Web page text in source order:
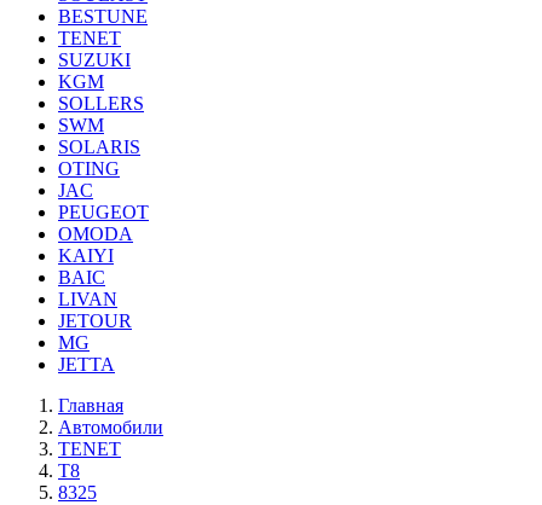
BESTUNE
TENET
SUZUKI
KGM
SOLLERS
SWM
SOLARIS
OTING
JAC
PEUGEOT
OMODA
KAIYI
BAIC
LIVAN
JETOUR
MG
JETTA
Главная
Автомобили
TENET
T8
8325